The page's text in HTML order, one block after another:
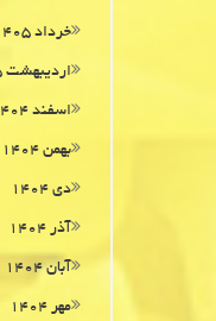
خرداد ۱۴۰۵
اردیبهشت ۱۴۰۵
اسفند ۱۴۰۴
بهمن ۱۴۰۴
دی ۱۴۰۴
آذر ۱۴۰۴
آبان ۱۴۰۴
مهر ۱۴۰۴